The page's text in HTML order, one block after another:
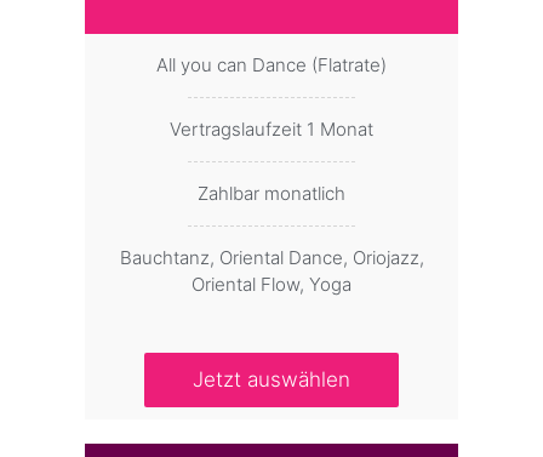
All you can Dance (Flatrate)
Vertragslaufzeit 1 Monat
Zahlbar monatlich
Bauchtanz, Oriental Dance, Oriojazz,
Oriental Flow, Yoga
Jetzt auswählen